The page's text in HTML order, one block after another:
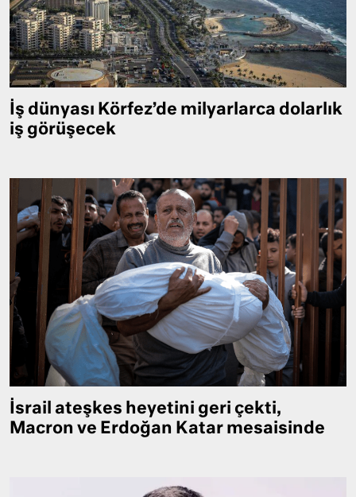
İş dünyası Körfez’de milyarlarca dolarlık
iş görüşecek
İsrail ateşkes heyetini geri çekti,
Macron ve Erdoğan Katar mesaisinde